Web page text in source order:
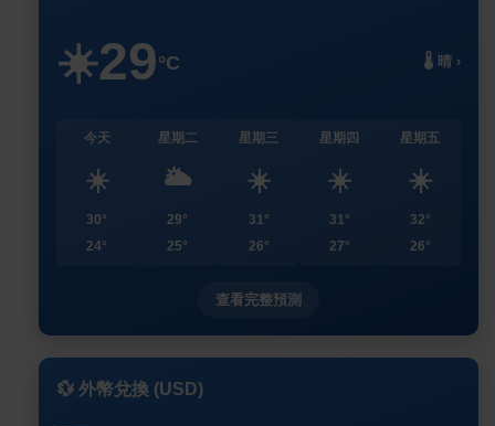
☀️29°C 🌡️ 晴 ›
今天
☀️
30°
24°
星期二
🌥️
29°
25°
星期三
☀️
31°
26°
星期四
☀️
31°
27°
星期五
☀️
32°
26°
查看完整預測
💱 外幣兌換 (USD)